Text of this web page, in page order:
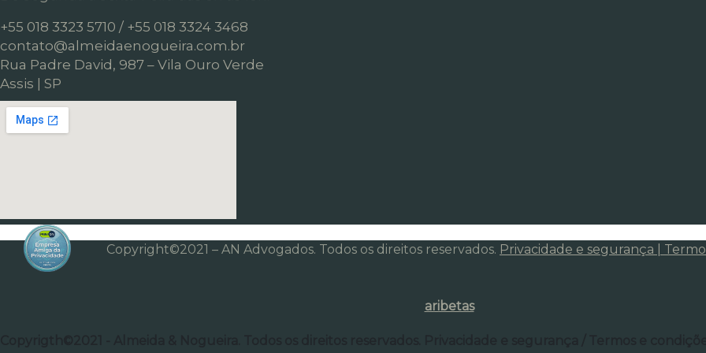
+55 018 3323 5710 / +55 018 3324 3468
contato@almeidaenogueira.com.br
Rua Padre David, 987 – Vila Ouro Verde
Assis | SP
Copyright©2021 – AN Advogados. Todos os direitos reservados. Privacidade e segurança |
aribetas